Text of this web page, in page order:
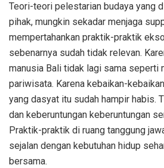
Teori-teori pelestarian budaya yang
pihak, mungkin sekadar menjaga
mempertahankan praktik-praktik
sebenarnya sudah tidak relevan.
manusia Bali tidak lagi sama seperti
pariwisata. Karena kebaikan-
yang dasyat itu sudah hampir habis.
dan keberuntungan keberuntungan
Praktik-praktik di ruang tanggung
sejalan dengan kebutuhan hidup
bersama.